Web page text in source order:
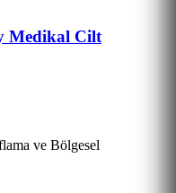
Medikal Cilt